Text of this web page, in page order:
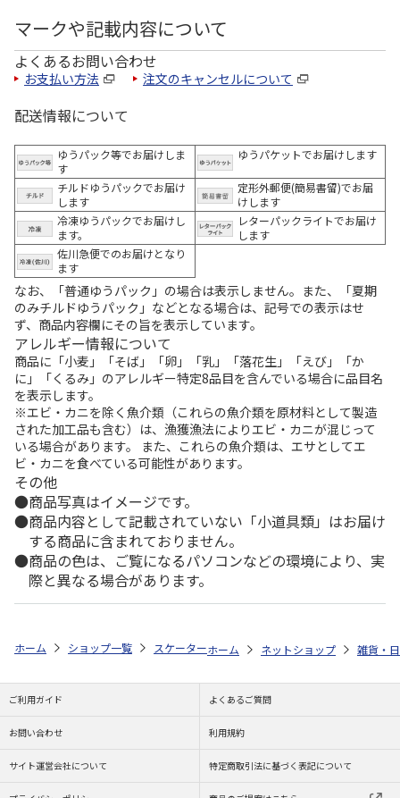
マークや記載内容について
よくあるお問い合わせ
お支払い方法 注文のキャンセルについて
配送情報について
ゆうパック等でお届けしま
す
ゆうパケットでお届けします
チルドゆうパックでお届け
します
定形外郵便(簡易書留)でお届
けします
冷凍ゆうパックでお届けし
ます。
レターパックライトでお届け
します
佐川急便でのお届けとなり
ます
なお、「普通ゆうパック」の場合は表示しません。また、「夏期
のみチルドゆうパック」などとなる場合は、記号での表示はせ
ず、商品内容欄にその旨を表示しています。
アレルギー情報について
商品に「小麦」「そば」「卵」「乳」「落花生」「えび」「か
に」「くるみ」のアレルギー特定8品目を含んでいる場合に品目名
を表示します。
※エビ・カニを除く魚介類（これらの魚介類を原材料として製造
された加工品も含む）は、漁獲漁法によりエビ・カニが混じって
いる場合があります。 また、これらの魚介類は、エサとしてエ
ビ・カニを食べている可能性があります。
その他
商品写真はイメージです。
商品内容として記載されていない「小道具類」はお届け
する商品に含まれておりません。
商品の色は、ご覧になるパソコンなどの環境により、実
際と異なる場合があります。
ホーム ショップ一覧 スケーター マスコット付ソルトケース
ホーム ネットショップ 雑貨・
ご利用ガイド よくあるご質問
お問い合わせ 利用規約
サイト運営会社について 特定商取引法に基づく表記について